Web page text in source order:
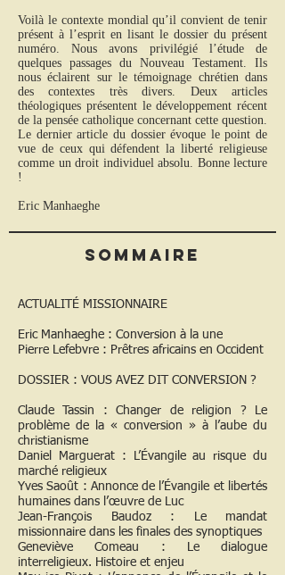
Voilà le contexte mondial qu’il convient de tenir
présent à l’esprit en lisant le dossier du présent
numéro. Nous avons privilégié l’étude de
quelques passages du Nouveau Testament. Ils
nous éclairent sur le témoignage chrétien dans
des contextes très divers. Deux articles
théologiques présentent le développement récent
de la pensée catholique concernant cette question.
Le dernier article du dossier évoque le point de
vue de ceux qui défendent la liberté religieuse
comme un droit individuel absolu. Bonne lecture
!
Eric Manhaeghe
Sommaire
ACTUALITÉ MISSIONNAIRE
Eric Manhaeghe : Conversion à la une
Pierre Lefebvre : Prêtres africains en Occident
DOSSIER : VOUS AVEZ DIT CONVERSION ?
Claude Tassin : Changer de religion ? Le
problème de la « conversion » à l’aube du
christianisme
Daniel Marguerat : L’Évangile au risque du
marché religieux
Yves Saoût : Annonce de l’Évangile et libertés
humaines dans l’œuvre de Luc
Jean-François Baudoz : Le mandat
missionnaire dans les finales des synoptiques
Geneviève Comeau : Le dialogue
interreligieux. Histoire et enjeu